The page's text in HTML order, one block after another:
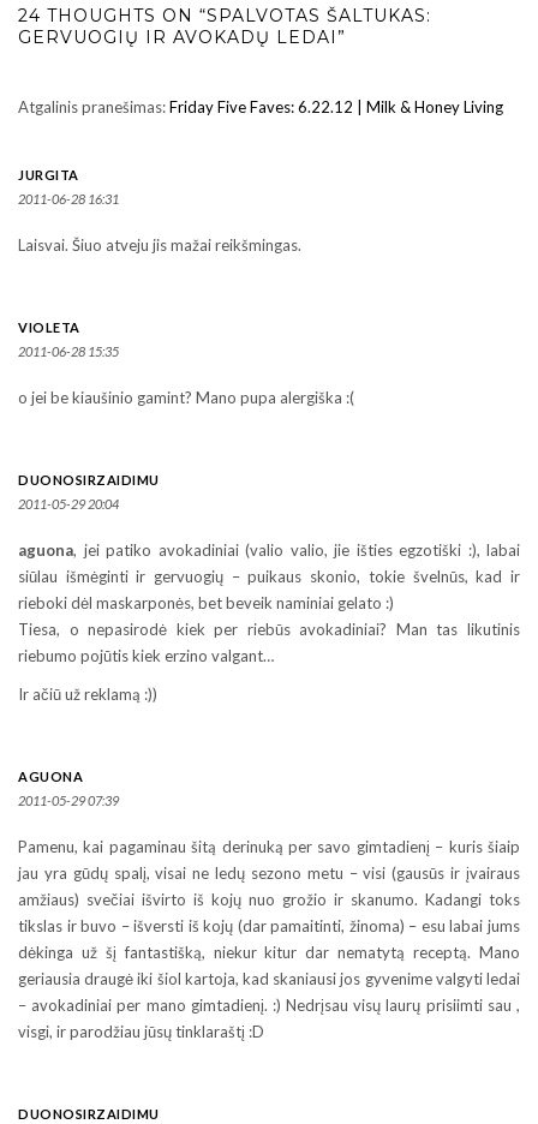
24 THOUGHTS ON “SPALVOTAS ŠALTUKAS:
GERVUOGIŲ IR AVOKADŲ LEDAI”
Atgalinis pranešimas:Friday Five Faves: 6.22.12 | Milk & Honey Living
JURGITA
2011-06-28 16:31
Laisvai. Šiuo atveju jis mažai reikšmingas.
VIOLETA
2011-06-28 15:35
o jei be kiaušinio gamint? Mano pupa alergiška :(
DUONOSIRZAIDIMU
2011-05-29 20:04
aguona, jei patiko avokadiniai (valio valio, jie išties egzotiški :), labai
siūlau išmėginti ir gervuogių – puikaus skonio, tokie švelnūs, kad ir
rieboki dėl maskarponės, bet beveik naminiai gelato :)
Tiesa, o nepasirodė kiek per riebūs avokadiniai? Man tas likutinis
riebumo pojūtis kiek erzino valgant…
Ir ačiū už reklamą :))
AGUONA
2011-05-29 07:39
Pamenu, kai pagaminau šitą derinuką per savo gimtadienį – kuris šiaip
jau yra gūdų spalį, visai ne ledų sezono metu – visi (gausūs ir įvairaus
amžiaus) svečiai išvirto iš kojų nuo grožio ir skanumo. Kadangi toks
tikslas ir buvo – išversti iš kojų (dar pamaitinti, žinoma) – esu labai jums
dėkinga už šį fantastišką, niekur kitur dar nematytą receptą. Mano
geriausia draugė iki šiol kartoja, kad skaniausi jos gyvenime valgyti ledai
– avokadiniai per mano gimtadienį. :) Nedrįsau visų laurų prisiimti sau ,
visgi, ir parodžiau jūsų tinklaraštį :D
DUONOSIRZAIDIMU